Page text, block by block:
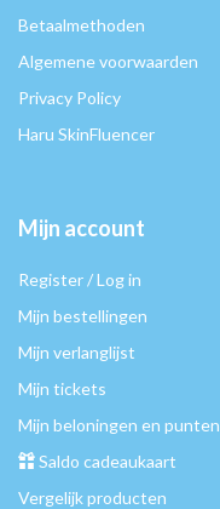
Betaalmethoden
Algemene voorwaarden
Privacy Policy
Haru SkinFluencer
Mijn account
Register / Log in
Mijn bestellingen
Mijn verlanglijst
Mijn tickets
Mijn beloningen en punten
Saldo cadeaukaart
Vergelijk producten